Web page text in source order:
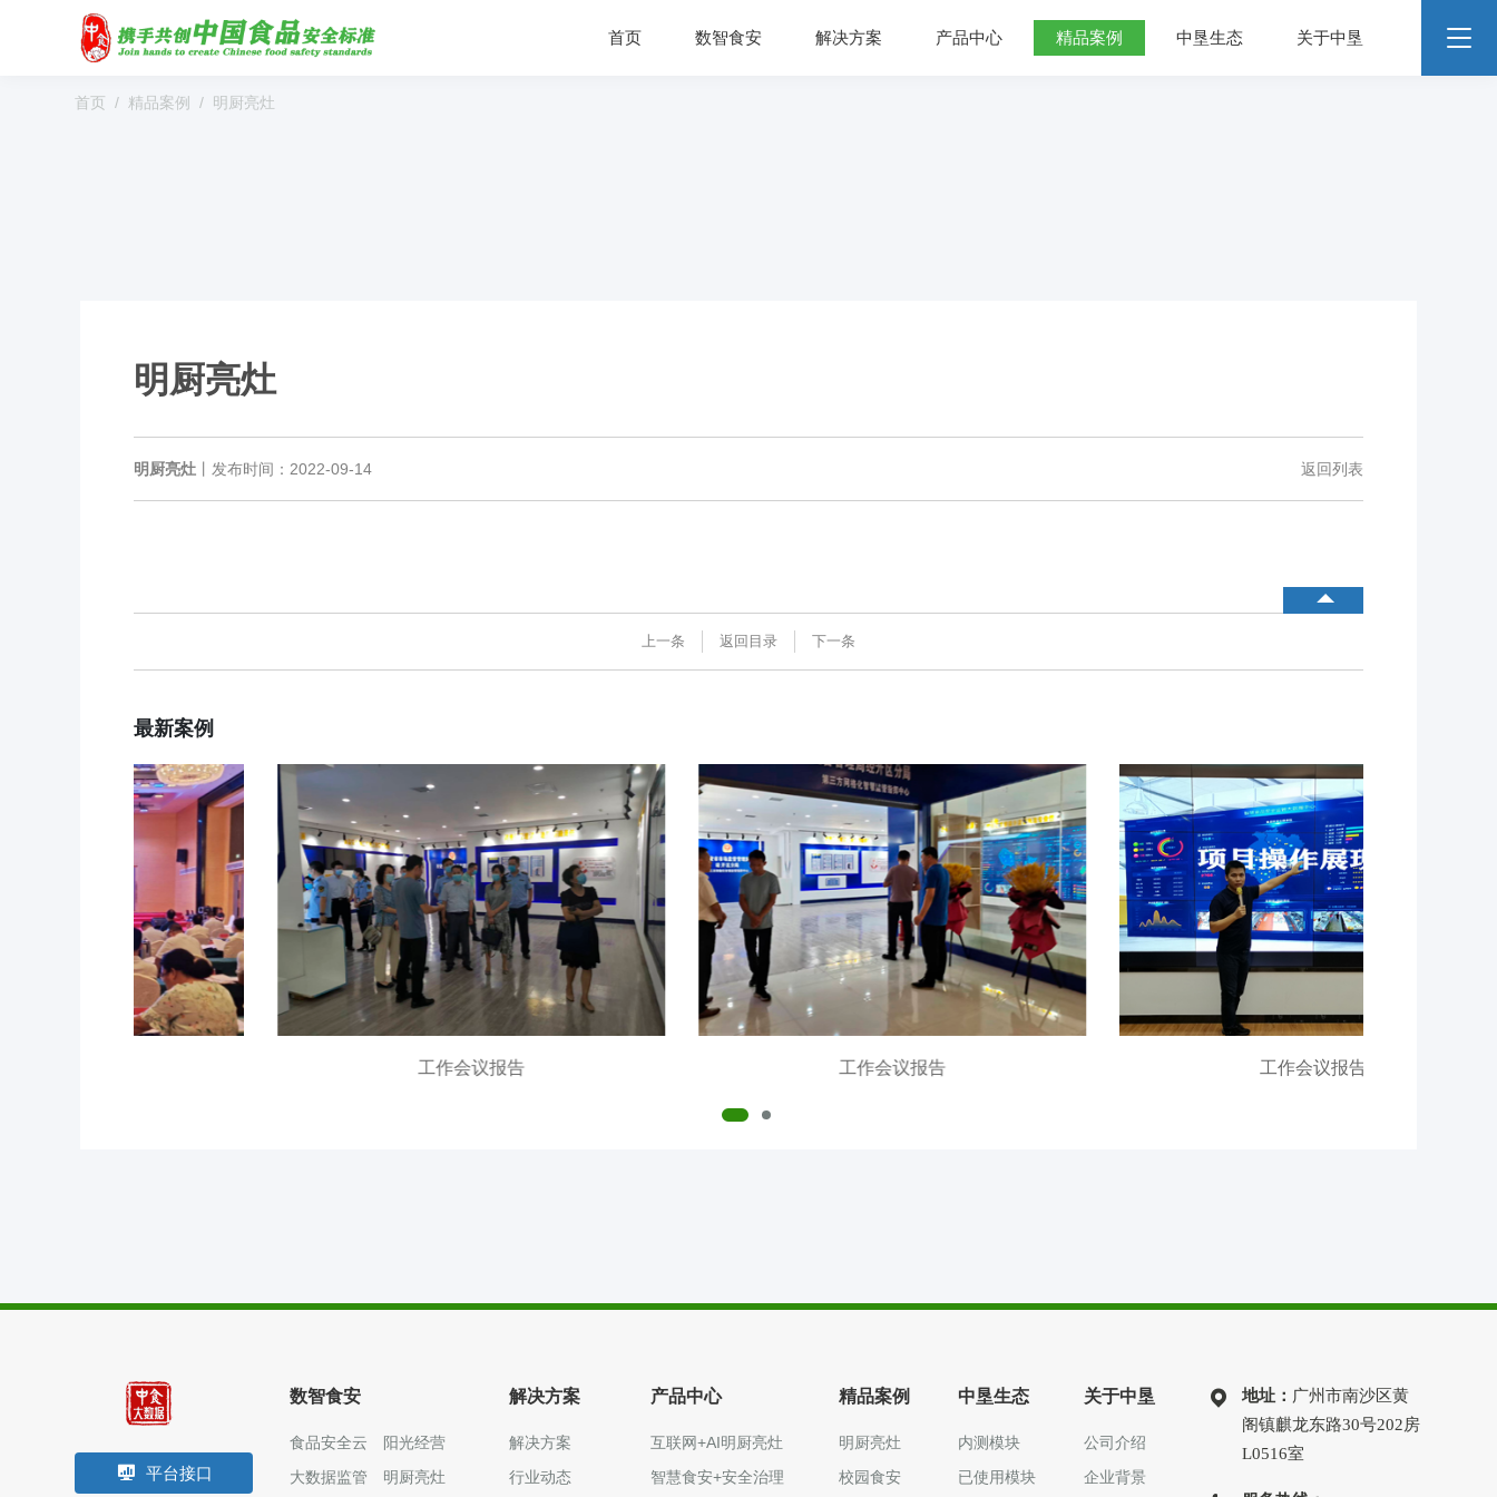
首页 数智食安 解决方案 产品中心 精品案例 中垦生态 关于中垦
大数据监管
数字管理
社会共治
阳光经营
明厨亮灶
分析预警
食安防范
溯源追溯
行业动态
食品安全标准
互联网+AI明厨亮灶
智慧食安+安全治理
中食大数据软件平台
食品安全解决方案
校园食安
智慧食安
会议报告
已使用模块 中食定位
市场分布
联系我们
首页 精品案例 明厨亮灶
明厨亮灶
明厨亮灶 发布时间：2022-09-14 返回列表
上一条 返回目录 下一条
最新案例
平台接口
数智食安
食品安全云
大数据监管
阳光经营
明厨亮灶
解决方案
解决方案
行业动态
产品中心
互联网+AI明厨亮灶
智慧食安+安全治理
精品案例
明厨亮灶
校园食安
中垦生态
内测模块
已使用模块
关于中垦
公司介绍
企业背景
地址： 广州市南沙区黄
阁镇麒龙东路30号202房
L0516室